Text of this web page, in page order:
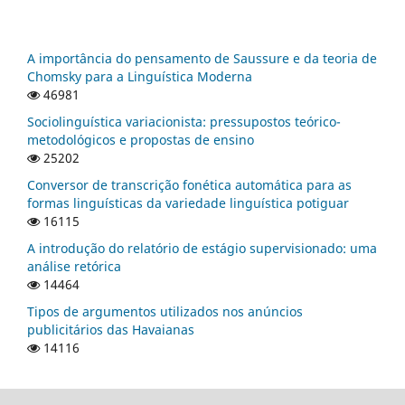
A importância do pensamento de Saussure e da teoria de
Chomsky para a Linguística Moderna
46981
Sociolinguística variacionista: pressupostos teórico-
metodológicos e propostas de ensino
25202
Conversor de transcrição fonética automática para as
formas linguísticas da variedade linguística potiguar
16115
A introdução do relatório de estágio supervisionado: uma
análise retórica
14464
Tipos de argumentos utilizados nos anúncios
publicitários das Havaianas
14116